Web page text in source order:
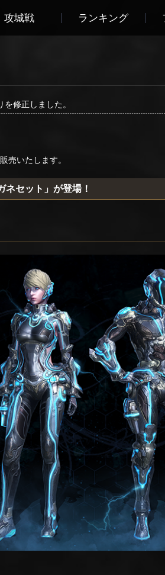
攻城戦 ランキング
修正しました。
売いたします。
ネセット」が登場！